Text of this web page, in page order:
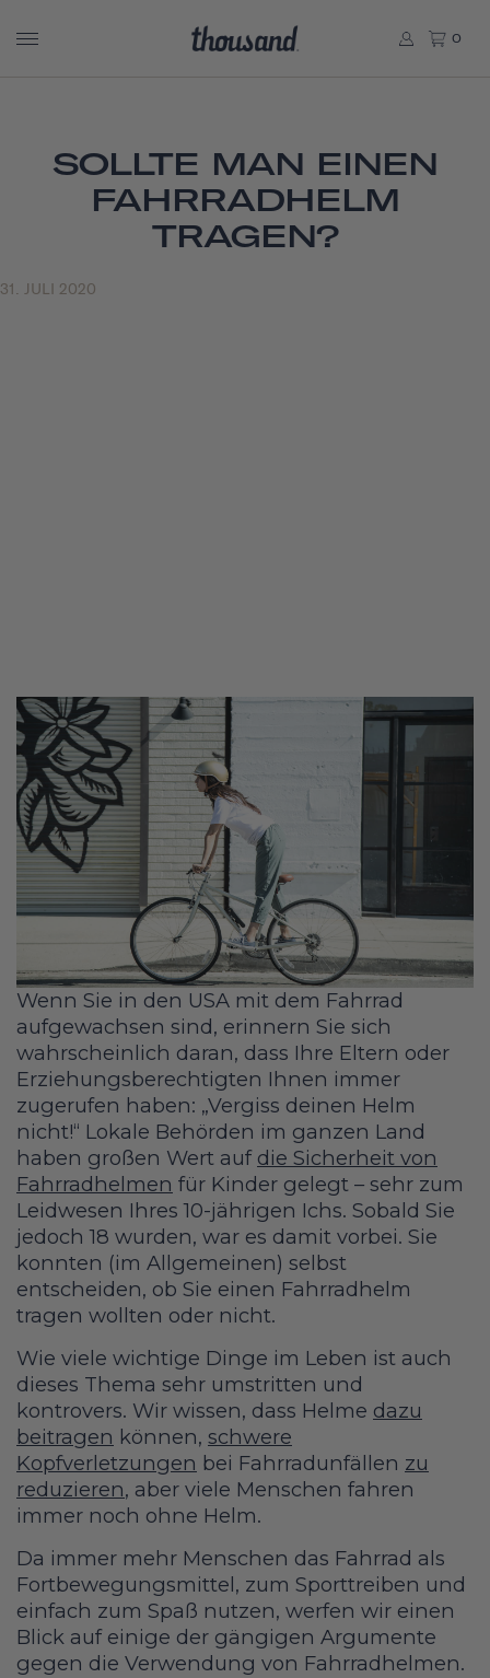
0
SOLLTE MAN EINEN
FAHRRADHELM
TRAGEN?
31. JULI 2020
Wenn Sie in den USA mit dem Fahrrad
aufgewachsen sind, erinnern Sie sich
wahrscheinlich daran, dass Ihre Eltern oder
Erziehungsberechtigten Ihnen immer
zugerufen haben: „Vergiss deinen Helm
nicht!“ Lokale Behörden im ganzen Land
haben großen Wert auf die Sicherheit von
Fahrradhelmen für Kinder gelegt – sehr zum
Leidwesen Ihres 10-jährigen Ichs. Sobald Sie
jedoch 18 wurden, war es damit vorbei. Sie
konnten (im Allgemeinen) selbst
entscheiden, ob Sie einen Fahrradhelm
tragen wollten oder nicht.
Wie viele wichtige Dinge im Leben ist auch
dieses Thema sehr umstritten und
kontrovers. Wir wissen, dass Helme dazu
beitragen können, schwere
Kopfverletzungen bei Fahrradunfällen zu
reduzieren, aber viele Menschen fahren
immer noch ohne Helm.
Da immer mehr Menschen das Fahrrad als
Fortbewegungsmittel, zum Sporttreiben und
einfach zum Spaß nutzen, werfen wir einen
Blick auf einige der gängigen Argumente
gegen die Verwendung von Fahrradhelmen.